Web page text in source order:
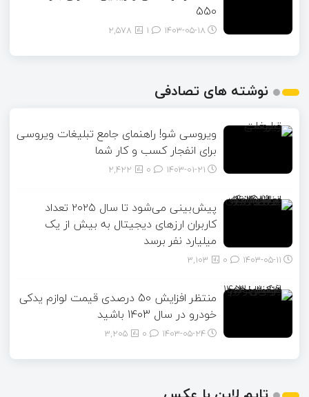
550
۱۴۰۳-۰۵-۱۸ 2,578
نوشته های تصادفی
ویروسی شو! راهنمای جامع تبلیغات ویروسی
برای انفجار کسب و کار شما
۱۴۰۳-۰۱-۲۱ 2,422
پیش‌بینی می‌شود تا سال ۲۰۲۵ تعداد
کاربران ارزهای دیجیتال به بیش از یک
میلیارد نفر برسد
۱۴۰۳-۰۵-۱۱ 3,103
منتظر افزایش 50 درصدی قیمت لوازم یدکی
خودرو در سال 1403 باشید
۱۴۰۳-۰۵-۲۴ 3,205